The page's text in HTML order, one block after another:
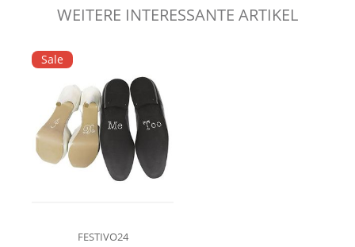
WEITERE INTERESSANTE ARTIKEL
Sale
FESTIVO24